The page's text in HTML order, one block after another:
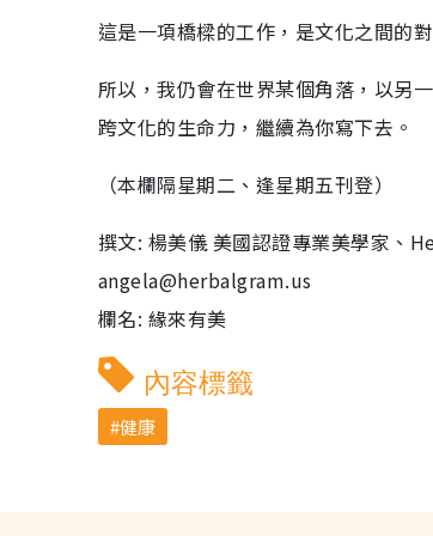
這是一項橋樑的工作，是文化之間的
所以，我仍會在世界某個角落，以另
跨文化的生命力，繼續為你寫下去。
（本欄隔星期二、逢星期五刊登）
撰文: 楊美儀 美國認證專業美學家、
angela@herbalgram.us
欄名: 緣來有美
內容標籤
健康